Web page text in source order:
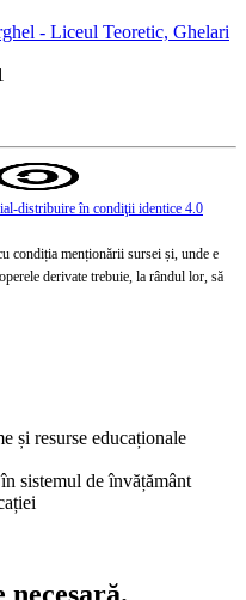
- Liceul Teoretic, Ghelari
distribuire în condiţii identice 4.0
condiția menționării sursei și, unde e
derivate trebuie, la rândul lor, să
și resurse educaționale
sistemul de învățământ